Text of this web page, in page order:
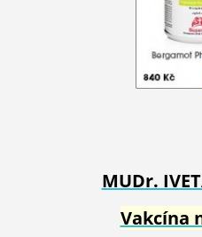
MUDr.
Vakcína